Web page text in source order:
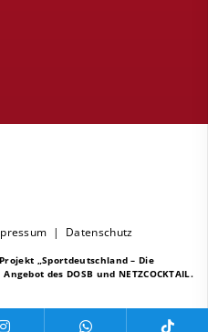
| Datenschutz
„Sportdeutschland – Die
des DOSB und NETZCOCKTAIL.